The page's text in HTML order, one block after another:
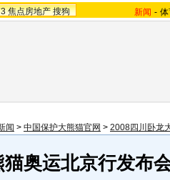
焦点房地产 搜狗 新闻 -
闻 > 中国保护大熊猫官网 > 2008四川卧龙
奥运北京行发布